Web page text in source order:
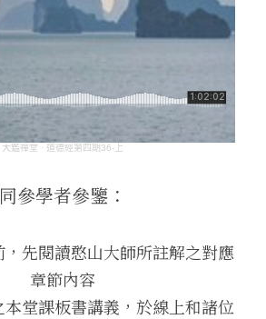
大鑑禪堂 · 道德經第四期36-上
同參學者參鑒：
先閱讀憨山大師所註解之對應
章節內容
堂課板書講義，於線上和諸位